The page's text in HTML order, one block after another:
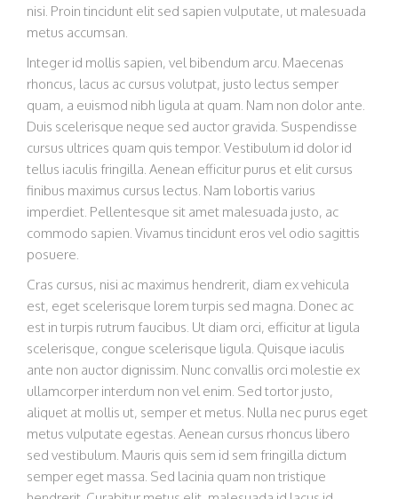
nisi. Proin tincidunt elit sed sapien vulputate, ut malesuada
metus accumsan.
Integer id mollis sapien, vel bibendum arcu. Maecenas
rhoncus, lacus ac cursus volutpat, justo lectus semper
quam, a euismod nibh ligula at quam. Nam non dolor ante.
Duis scelerisque neque sed auctor gravida. Suspendisse
cursus ultrices quam quis tempor. Vestibulum id dolor id
tellus iaculis fringilla. Aenean efficitur purus et elit cursus
finibus maximus cursus lectus. Nam lobortis varius
imperdiet. Pellentesque sit amet malesuada justo, ac
commodo sapien. Vivamus tincidunt eros vel odio sagittis
posuere.
Cras cursus, nisi ac maximus hendrerit, diam ex vehicula
est, eget scelerisque lorem turpis sed magna. Donec ac
est in turpis rutrum faucibus. Ut diam orci, efficitur at ligula
scelerisque, congue scelerisque ligula. Quisque iaculis
ante non auctor dignissim. Nunc convallis orci molestie ex
ullamcorper interdum non vel enim. Sed tortor justo,
aliquet at mollis ut, semper et metus. Nulla nec purus eget
metus vulputate egestas. Aenean cursus rhoncus libero
sed vestibulum. Mauris quis sem id sem fringilla dictum
semper eget massa. Sed lacinia quam non tristique